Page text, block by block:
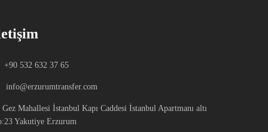
+90 532 632 37 65
info@erzurumtransfer.com
Gez Mahallesi İstanbul Kapı Caddesi İstanbul Apartmanı altı
Yakutiye Erzurum